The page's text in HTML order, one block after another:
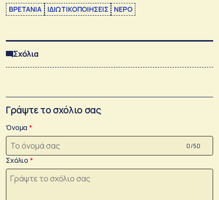
ΒΡΕΤΑΝΙΑ ΙΔΙΩΤΙΚΟΠΟΙΗΣΕΙΣ ΝΕΡΟ
Σχόλια
Γράψτε το σχόλιο σας
Όνομα
0 /50
Σχόλιο